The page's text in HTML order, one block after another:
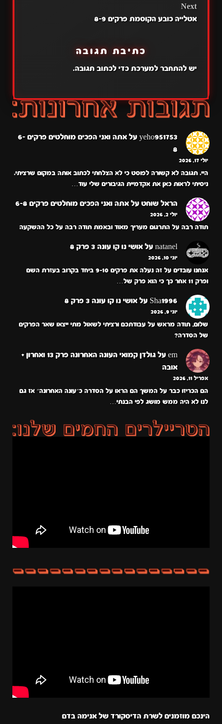
Next
אטלייה כובע הקוסמת פרקים 8-9
כתיבת תגובה
יש להתחבר למערכתכדי לכתוב תגובה.
yeho951753 על
אתה ואני הפכים מוחלטים פרקים 6-
8
יולי 17, 2026
היי. תגובה לא קשורה לפוסט כי לא הצלחתי לכתוב אותה במקום שרציתי.
ניסיתי לראות כאן את אקדמיית הגיבורים שלי עוד…
הראל שוחט על אתה ואני הפכים מוחלטים פרקים 6-8
יולי 2, 2026
תודה רבה על התרגום מעריך מאוד ובאמת תודה רבה על כל ההשקעה
natanel על אושי נו קו עונה 3 פרק 8
יוני 10, 2026
אנחנו עובדים על זה נעלה את פרקים 9-10 ביחד בקרוב בעזרת השם
ופרק 11 אחר כך כי הוא פרק של…
Sha1996 על אושי נו קו עונה 3 פרק 8
יוני 9, 2026
שלום, תודה מראש על עבודתכם ורציתי לשאול מתי ייצאו שאר הפרקים
של הסדרה?
em על
גולדן קמואי העונה האחרונה פרק 13 ואחרון +
אובה
אפריל 11, 2026
הם הכריזו כבר על המשך הם הראו על הסדרה כ״עונה האחרונה״ אז גם
לנו לא היה ממש מושג לפי הבנתי…
הינכם מוזמנים לשרת הדיסקורד של אנימה בדם